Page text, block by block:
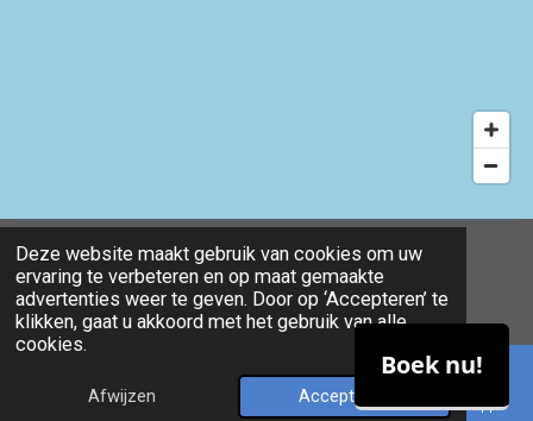
Deze website maakt gebruik van cookies om uw
ervaring te verbeteren en op maat gemaakte
advertenties weer te geven. Door op ‘Accepteren’ te
klikken, gaat u akkoord met het gebruik van alle
cookies.
Afwijzen Accepteren
© 2024 - 2026 Siga-siga massage
Powered byJouwWeb
E-mailadres Kaart WhatsApp
Boek nu!